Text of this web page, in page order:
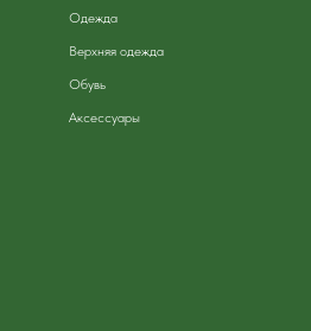
Одежда
Верхняя одежда
Обувь
Аксессуары